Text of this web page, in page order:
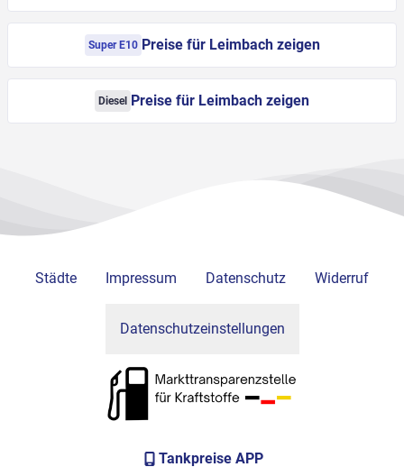
Super E10 Preise für Leimbach zeigen
Diesel Preise für Leimbach zeigen
Städte Impressum Datenschutz Widerruf
Datenschutzeinstellungen
Tankpreise APP